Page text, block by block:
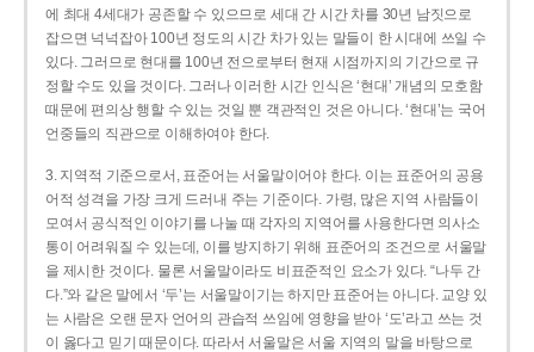
에 최대 4세대가 공존할 수 있으므로 세대 간 시간 차를 30년 남짓으로
잡으면 넉넉잡아 100년 정도의 시간 차가 있는 말들이 한 시대에 쓰일 수
있다. 그러므로 현대를 100년 전으로부터 현재 시점까지의 기간으로 규
정할 수도 있을 것이다. 그러나 이러한 시간 인식은 ‘현대’ 개념의 모호함
때문에 편의상 행할 수 있는 것일 뿐 객관적인 것은 아니다. ‘현대’는 국어
언중들의 직관으로 이해하여야 한다.
3. 지역적 기준으로서, 표준어는 서울말이어야 한다. 이는 표준어의 공용
어적 성격을 가장 크게 드러내 주는 기준이다. 가령, 많은 지역 사람들이
모여서 공식적인 이야기를 나눌 때 각자의 지역어를 사용한다면 의사소
통이 어려워질 수 있는데, 이를 방지하기 위해 표준어의 조건으로 서울말
을 제시한 것이다. 물론 서울말이라도 비표준적인 요소가 있다. “나두 간
다.”와 같은 말에서 ‘두’는 서울말이기는 하지만 표준어는 아니다. 교양 있
는 사람은 오랜 문자 언어의 관습적 쓰임에 영향을 받아 ‘도’라고 쓰는 것
이 옳다고 믿기 때문이다. 따라서 서울말은 서울 지역의 말을 바탕으로